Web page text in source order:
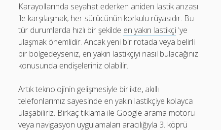
Karayollarında seyahat ederken aniden lastik arızası
ile karşılaşmak, her sürücünün korkulu rüyasıdır. Bu
tür durumlarda hızlı bir şekilde en yakın lastikçi 'ye
ulaşmak önemlidir. Ancak yeni bir rotada veya belirli
bir bölgedeyseniz, en yakın lastikçiyi nasıl bulacağınız
konusunda endişeleriniz olabilir.
Artık teknolojinin gelişmesiyle birlikte, akıllı
telefonlarımız sayesinde en yakın lastikçiye kolayca
ulaşabiliriz. Birkaç tıklama ile Google arama motoru
veya navigasyon uygulamaları aracılığıyla 3. köprü